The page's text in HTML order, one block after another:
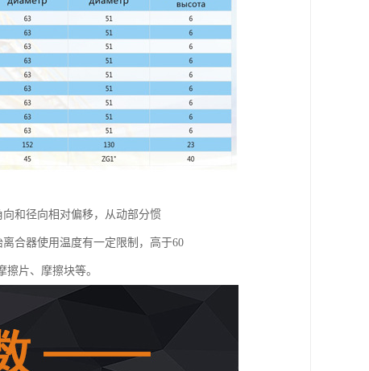
和径向相对偏移，从动部分惯
合器使用温度有一定限制，高于60
片、摩擦块等。